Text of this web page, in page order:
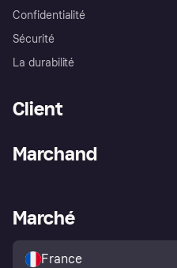
Confidentialité
Sécurité
La durabilité
Client
Explorez les magasins
Politique de protection de
l’acheteur Klarna
Marchand
Portail Marchand
Marché
France